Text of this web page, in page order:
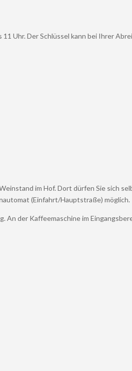
Uhr. Der Schlüssel kann bei Ihrer
im Hof. Dort dürfen Sie sich
(Einfahrt/Hauptstraße) möglich.
der Kaffeemaschine im